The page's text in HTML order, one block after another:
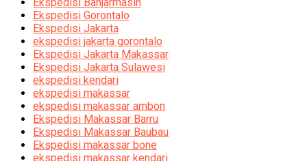
Ekspedisi Gorontalo
Ekspedisi Jakarta
ekspedisi jakarta gorontalo
Ekspedisi Jakarta Makassar
Ekspedisi Jakarta Sulawesi
ekspedisi kendari
ekspedisi makassar
ekspedisi makassar ambon
Ekspedisi Makassar Barru
Ekspedisi Makassar Baubau
Ekspedisi makassar bone
ekspedisi makassar kendari